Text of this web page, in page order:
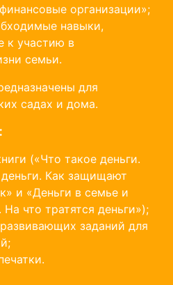
организации»;
навыки,
к участию в
семьи.
для
садах и дома.
(«Что такое деньги.
Как защищают
и «Деньги в семье и
что тратятся деньги»);
заданий для